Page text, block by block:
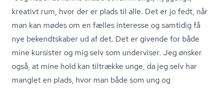
kreativt rum, hvor der er plads til alle. Det er jo fedt, når
man kan mødes om en fælles interesse og samtidig få
nye bekendtskaber ud af det. Det er givende for både
mine kursister og mig selv som underviser. Jeg ønsker
også, at mine hold kan tiltrække unge, da jeg selv har
manglet en plads, hvor man både som ung og